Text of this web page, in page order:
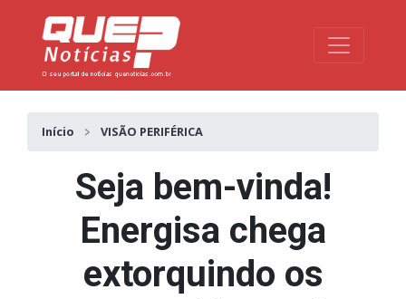
Toggle
Início VISÃO PERIFÉRICA
Seja bem-vinda!
Energisa chega
extorquindo os